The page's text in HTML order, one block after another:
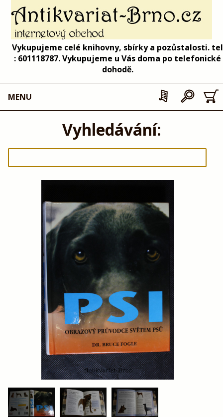
Vykupujeme celé knihovny, sbírky a pozůstalosti. tel
: 601118787. Vykupujeme u Vás doma po telefonické
dohodě.
MENU
Vyhledávání: